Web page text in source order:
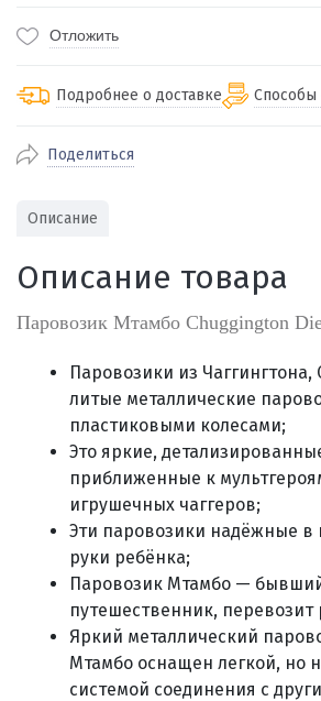
Отложить
Подробнее о доставке
По Екатеринбургу бесплатная
Отправляем во все регионы России
службами Пэк, Кит, Луч, Сдэк, Озон
доставка, Почта РФ или любой другой
Способы
Через СБП при получении (для
Екатеринбурга и близлежащих
городов)
Оплата по счету для юридических
Поделиться
Описание
Описание товара
Паровозик Мтамбо Chuggington
Паровозики из Чаггингтона,
литые металлические
пластиковыми колесами;
Это яркие,
приближенные к
игрушечных чаггеров;
Эти паровозики надёжные в
руки ребёнка;
Паровозик Мтамбо —
путешественник,
Яркий металлический
Мтамбо оснащен легкой, но
системой соединения с